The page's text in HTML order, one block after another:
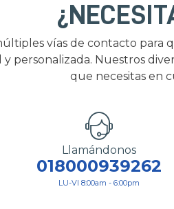
vías de contacto para
y personalizada. Nuestros
que necesitas en
Llamándonos
018000939262
LU-VI 8:00am - 6:00pm